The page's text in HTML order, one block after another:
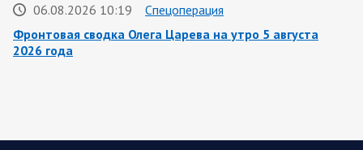
06.08.2026 10:19
Спецоперация
Фронтовая сводка Олега Царева на утро 5 августа
2026 года